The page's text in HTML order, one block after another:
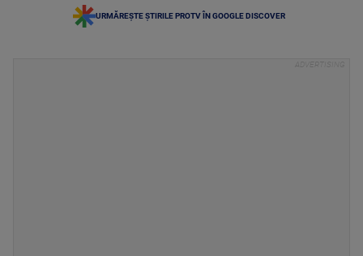
URMĂREȘTE ȘTIRILE PROTV ÎN GOOGLE DISCOVER